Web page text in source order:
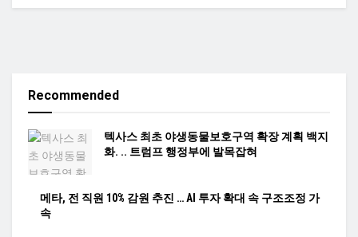
Recommended
텍사스 최초 야생동물보호구역 확장 계획 백지
화. .. 트럼프 행정부에 발목잡혀
메타, 전 직원 10% 감원 추진 … AI 투자 확대 속 구조조정 가
속